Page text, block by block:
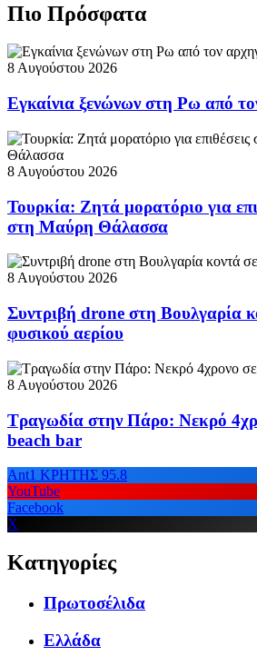
Πιο Πρόσφατα
8 Αυγούστου 2026
Εγκαίνια ξενώνων στη Ρω από
8 Αυγούστου 2026
Τουρκία: Ζητά μορατόριο για
στη Μαύρη Θάλασσα
8 Αυγούστου 2026
Συντριβή drone στη Βουλγαρία
φυσικού αερίου
8 Αυγούστου 2026
Τραγωδία στην Πάρο: Νεκρό
beach bar
Ant1 ΚΡΗΤΗΣ 95.8
YouTube
Facebook
X
Κατηγορίες
Πρωτοσέλιδα
Ελλάδα